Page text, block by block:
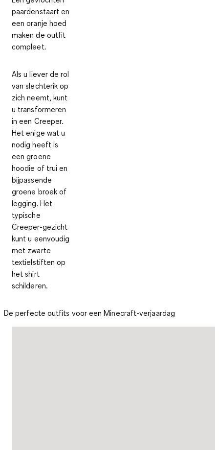
paardenstaart en
een oranje hoed
maken de outfit
compleet.
Als u liever de rol
van slechterik op
zich neemt, kunt
u transformeren
in een Creeper.
Het enige wat u
nodig heeft is
een groene
hoodie of trui en
bijpassende
groene broek of
legging. Het
typische
Creeper-gezicht
kunt u eenvoudig
met zwarte
textielstiften op
het shirt
schilderen.
De perfecte outfits voor een Minecraft-verjaardag